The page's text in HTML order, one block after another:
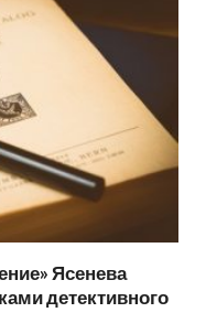
Ясенева
детективного